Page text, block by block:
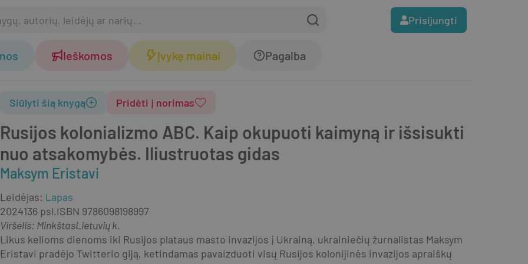
Prisijungti
Ieškomos Įvykę mainai Pagalba
Rusijos kolonializmo ABC. Kaip okupuoti kaimyną ir išsisukti
nuo atsakomybės. Iliustruotas gidas
Maksym Eristavi
Siūlyti šią knygą Pridėti į norimas
Leidėjas: Lapas
2024136 psl.ISBN 9786098198997
Viršelis: MinkštasLietuvių k.
Likus kelioms dienoms iki Rusijos plataus masto invazijos į Ukrainą, ukrainiečių žurnalistas Maksym
Eristavi pradėjo Twitterio giją, ketindamas pavaizduoti visų Rusijos kolonijinės invazijos apraiškų